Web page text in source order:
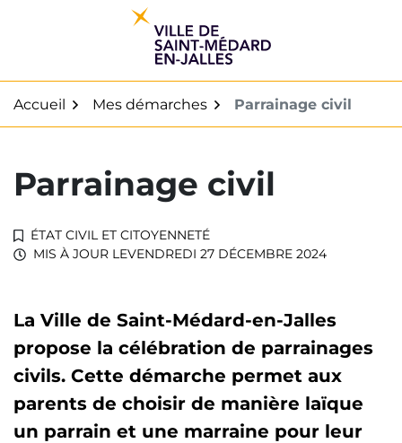
Accueil Mes démarches Parrainage civil
Parrainage civil
ÉTAT CIVIL ET CITOYENNETÉ
MIS À JOUR LEVENDREDI 27 DÉCEMBRE 2024
La Ville de Saint-Médard-en-Jalles
propose la célébration de parrainages
civils. Cette démarche permet aux
parents de choisir de manière laïque
un parrain et une marraine pour leur